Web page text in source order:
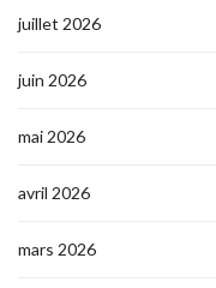
juillet 2026
juin 2026
mai 2026
avril 2026
mars 2026